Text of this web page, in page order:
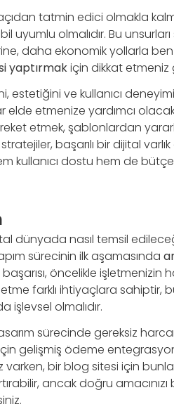
tatmin edici olmakla
uyumlu olmalıdır. Bu
daha ekonomik yollarla
yaptırmakiçin dikkat etmeniz
estetiğini ve kullanıcı
etmenize yardımcı
etmek, şablonlardan
başarılı bir dijital
kullanıcı dostu hem de
dünyada nasıl temsil
sürecinin ilk aşamasında
başarısı, öncelikle
farklı ihtiyaçlara sahiptir,
işlevsel olmalıdır.
sürecinde gereksiz
gelişmiş ödeme
varken, bir blog sitesi için
ancak doğru amacınızı